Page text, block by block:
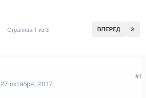
ВПЕРЕД
Страница 1 из 3
27 октября, 2017
#1